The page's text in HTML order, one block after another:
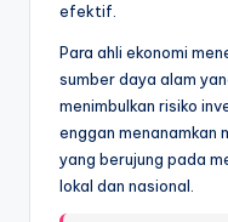
efektif.
Para ahli ekonomi
sumber daya alam
menimbulkan risiko
enggan menanamkan
yang berujung pada
lokal dan nasional.